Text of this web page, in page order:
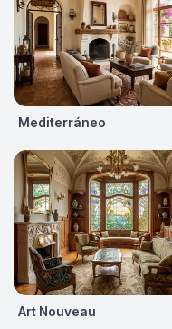
Mediterráneo
Art Nouveau